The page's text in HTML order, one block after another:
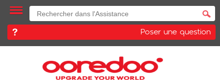
Poser une question